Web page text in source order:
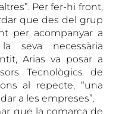
Per fer-hi front,
que des del grup
per acompanyar a
seva necessària
Arias va posar a
Tecnològics de
al repecte, “una
a les empreses”.
que la comarca de